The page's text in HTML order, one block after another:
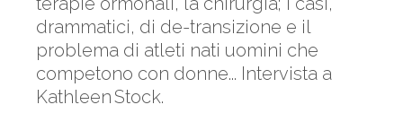
drammatici, di de-transizione e il
problema di atleti nati uomini che
competono con donne... Intervista a
Kathleen Stock.